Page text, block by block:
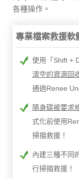
各種操作。
專業檔案救援
使用「Shift +
清空的資源回
通過Renee
隨身碟被要求
式化前使用
掃描救援！
內建三種不同
行掃描救援！